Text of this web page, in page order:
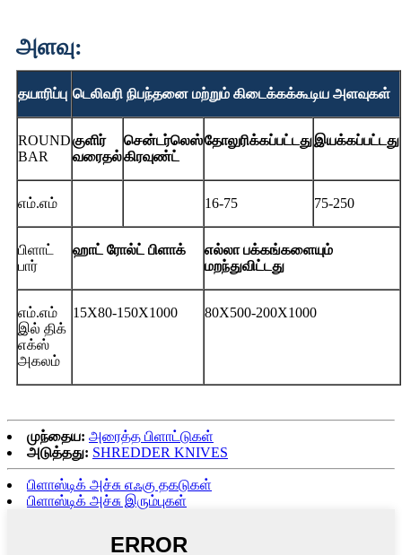
அளவு:
தயாரிப்பு டெலிவரி நிபந்தனை மற்றும் கிடைக்கக்கூடிய அளவுகள்
ROUND
BAR
குளிர்
வரைதல்
சென்டர்லெஸ்
கிரவுண்ட்
தோலுரிக்கப்பட்டதுஇயக்கப்பட்டது
எம்.எம் 16-75 75-250
பிளாட்
பார்
ஹாட் ரோல்ட் பிளாக்
எல்லா பக்கங்களையும்
மறந்துவிட்டது
எம்.எம்
இல் திக்
எக்ஸ்
அகலம்
15X80-150X1000 80X500-200X1000
முந்தைய: அரைத்த பிளாட்டுகள்
அடுத்தது: SHREDDER KNIVES
பிளாஸ்டிக் அச்சு எஃகு தகடுகள்
பிளாஸ்டிக் அச்சு இரும்புகள்